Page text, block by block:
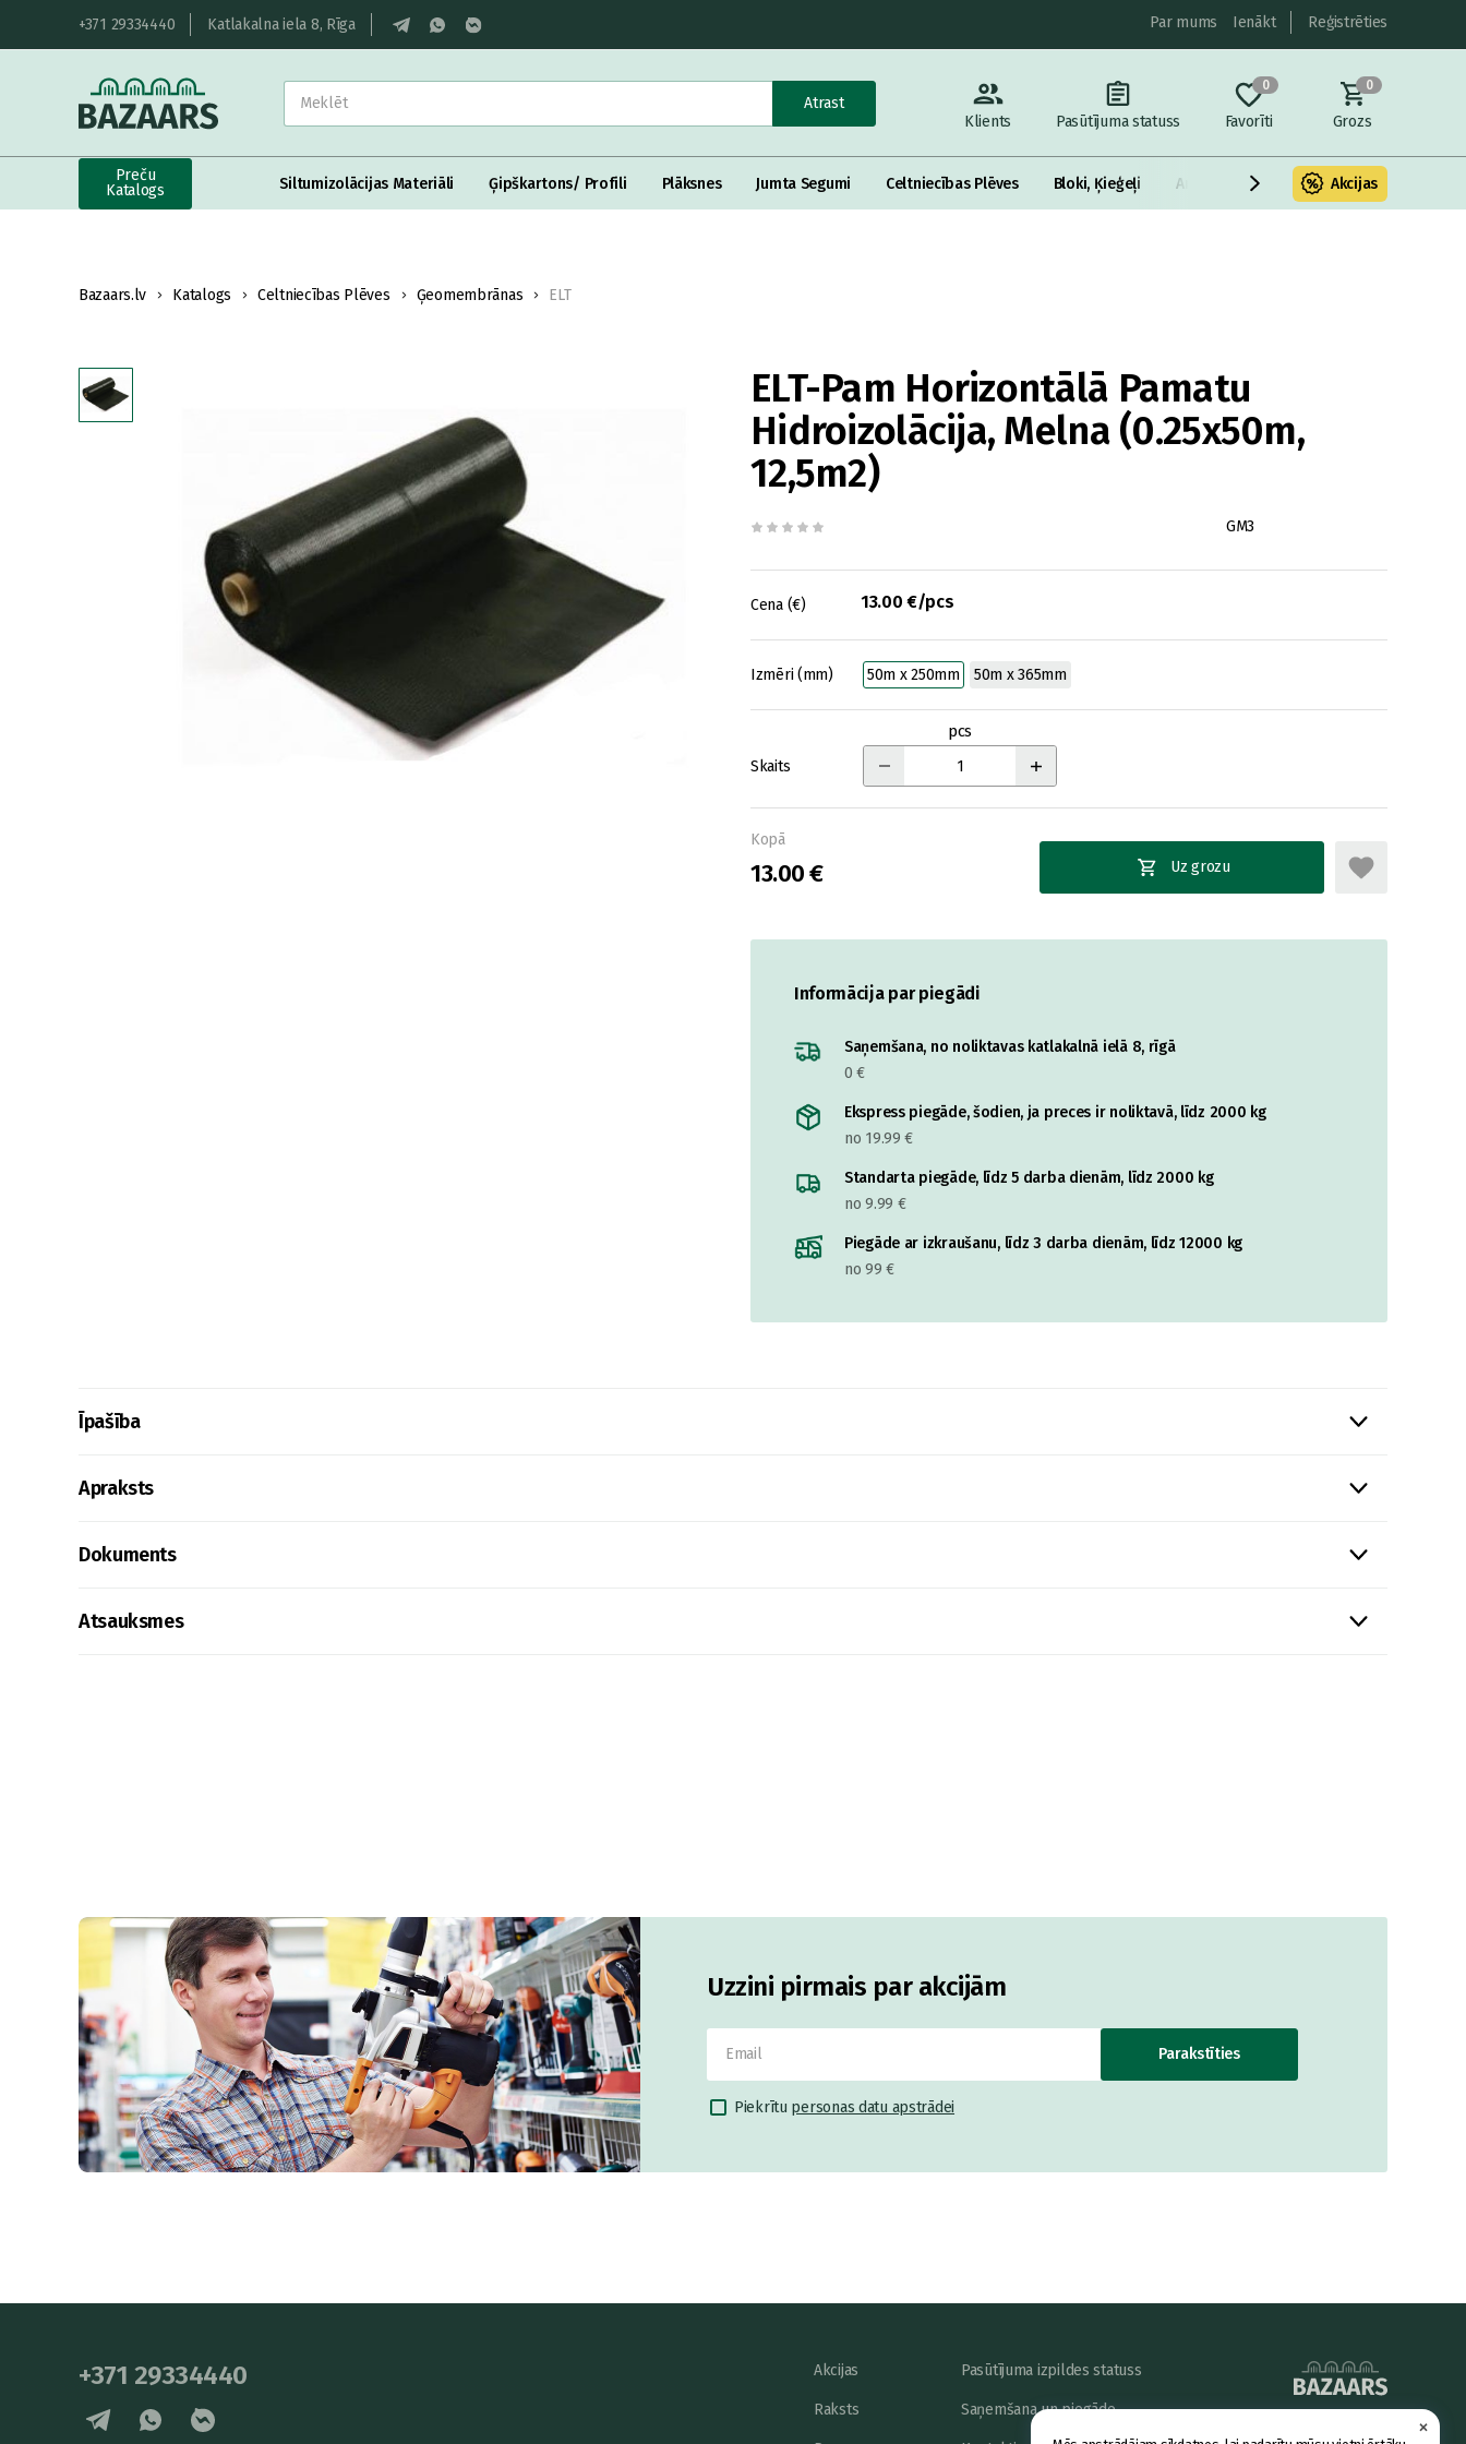
×
+371 29334440 Katlakalna iela 8, Rīga Par mums Ienākt Reģistrēties
Atrast
Klients
Pasūtījuma statuss
0
Favorīti
0
Grozs
Preču
Katalogs
Siltumizolācijas Materiāli Ģipškartons/ Profili Plāksnes Jumta Segumi Celtniecības Plēves Bloki, Ķieģeļi Armatūra un metāls Fasādes
Akcijas
Bazaars.lv Katalogs Celtniecības Plēves Ģeomembrānas ELT
ELT-Pam Horizontālā Pamatu
Hidroizolācija, Melna (0.25x50m,
12,5m2)
GM3
Cena (€) 13.00 €/pcs
Izmēri (mm) 50m x 250mm 50m x 365mm
Skaits
pcs
Kopā
13.00 € Uz grozu
Informācija par piegādi
Saņemšana, no noliktavas katlakalnā ielā 8, rīgā
0 €
Ekspress piegāde, šodien, ja preces ir noliktavā, līdz 2000 kg
no 19.99 €
Standarta piegāde, līdz 5 darba dienām, līdz 2000 kg
no 9.99 €
Piegāde ar izkraušanu, līdz 3 darba dienām, līdz 12000 kg
no 99 €
Īpašība
Apraksts
Dokuments
Atsauksmes
Uzzini pirmais par akcijām
Parakstīties
Piekrītu personas datu apstrādei
+371 29334440 Akcijas
Raksts
Pasūtījuma izpildes statuss
Saņemšana un piegāde